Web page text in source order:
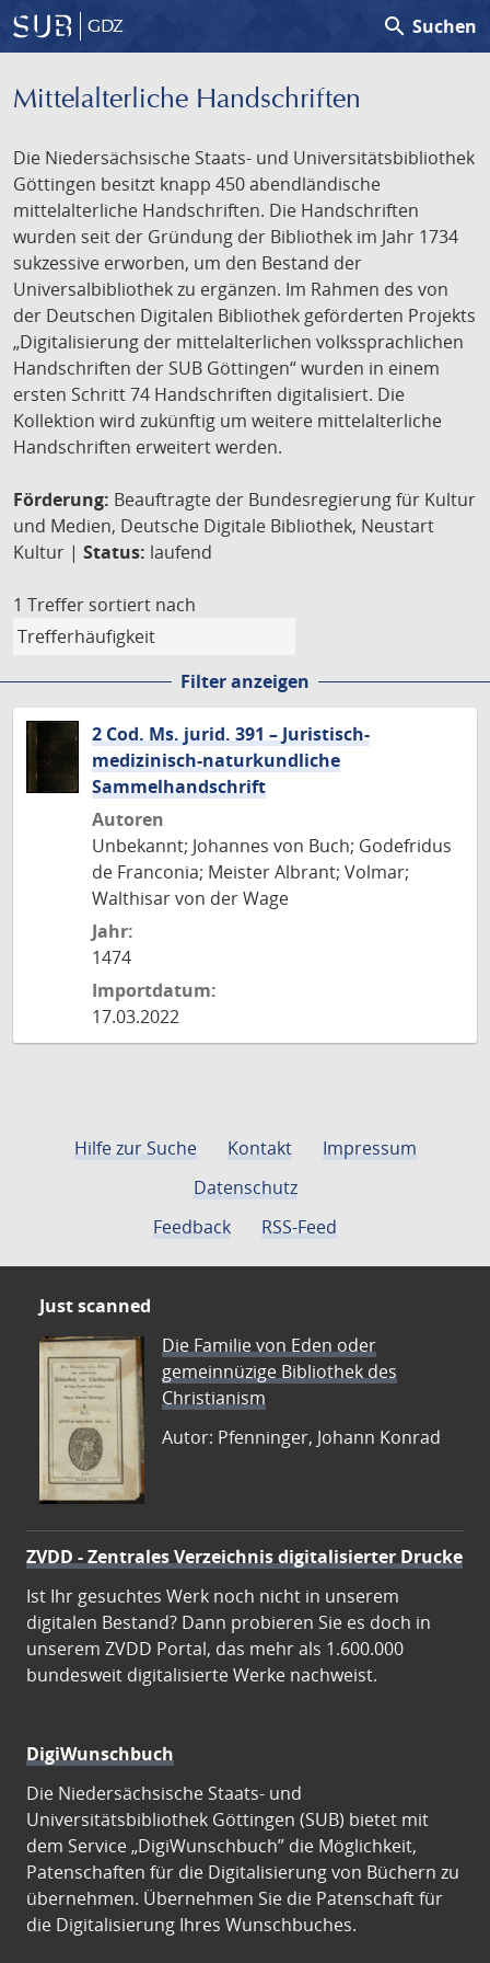
GDZ search Suchen
Mittelalterliche Handschriften
Die Niedersächsische Staats- und Universitätsbibliothek
Göttingen besitzt knapp 450 abendländische
mittelalterliche Handschriften. Die Handschriften
wurden seit der Gründung der Bibliothek im Jahr 1734
sukzessive erworben, um den Bestand der
Universalbibliothek zu ergänzen. Im Rahmen des von
der Deutschen Digitalen Bibliothek geförderten Projekts
„Digitalisierung der mittelalterlichen volkssprachlichen
Handschriften der SUB Göttingen“ wurden in einem
ersten Schritt 74 Handschriften digitalisiert. Die
Kollektion wird zukünftig um weitere mittelalterliche
Handschriften erweitert werden.
Förderung: Beauftragte der Bundesregierung für Kultur
und Medien, Deutsche Digitale Bibliothek, Neustart
Kultur | Status: laufend
1 Treffer sortiert nach
Filter anzeigen
2 Cod. Ms. jurid. 391 – Juristisch-
medizinisch-naturkundliche
Sammelhandschrift
Autoren
Unbekannt; Johannes von Buch; Godefridus
de Franconia; Meister Albrant; Volmar;
Walthisar von der Wage
Jahr:
1474
Importdatum:
17.03.2022
Hilfe zur Suche Kontakt
Impressum
Datenschutz
Feedback
RSS-Feed
Just scanned
Die Familie von Eden oder
gemeinnüzige Bibliothek des
Christianism
Autor: Pfenninger, Johann Konrad
ZVDD - Zentrales Verzeichnis digitalisierter Drucke
Ist Ihr gesuchtes Werk noch nicht in unserem
digitalen Bestand? Dann probieren Sie es doch in
unserem ZVDD Portal, das mehr als 1.600.000
bundesweit digitalisierte Werke nachweist.
DigiWunschbuch
Die Niedersächsische Staats- und
Universitätsbibliothek Göttingen (SUB) bietet mit
dem Service „DigiWunschbuch” die Möglichkeit,
Patenschaften für die Digitalisierung von Büchern zu
übernehmen. Übernehmen Sie die Patenschaft für
die Digitalisierung Ihres Wunschbuches.